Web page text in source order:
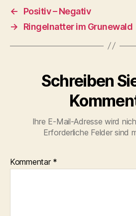
←
Positiv – Negativ
→
Ringelnatter im Grunewald
Schreiben
Ihre E-Mail-Adresse wird
Erforderliche Felder sind
Kommentar *